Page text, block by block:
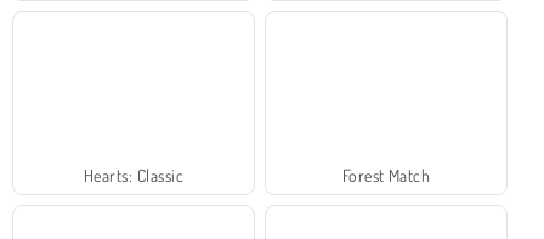
Hearts: Classic Forest Match